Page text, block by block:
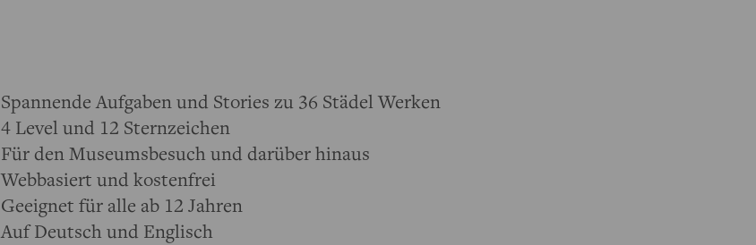
Spannende Aufgaben und Stories zu 36 Städel Werken
4 Level und 12 Sternzeichen
Für den Museumsbesuch und darüber hinaus
Webbasiert und kostenfrei
Geeignet für alle ab 12 Jahren
Auf Deutsch und Englisch